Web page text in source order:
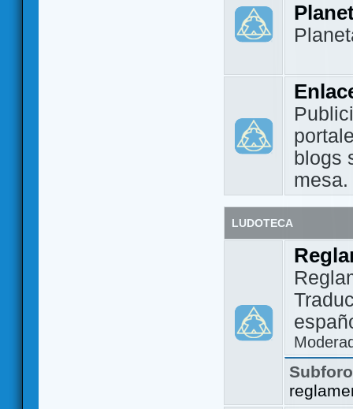
blogs
mesa.
LUDOTECA